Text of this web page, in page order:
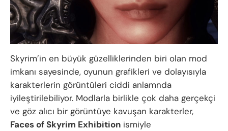
Skyrim’in en büyük güzelliklerinden biri olan mod
imkanı sayesinde, oyunun grafikleri ve dolayısıyla
karakterlerin görüntüleri ciddi anlamnda
iyileştirilebiliyor. Modlarla birlikle çok daha gerçekçi
ve göz alıcı bir görüntüye kavuşan karakterler,
Faces of Skyrim Exhibition ismiyle